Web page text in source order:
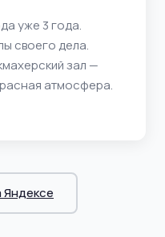
уже 3 года.
своего дела.
зал —
атмосфера.
Яндексе